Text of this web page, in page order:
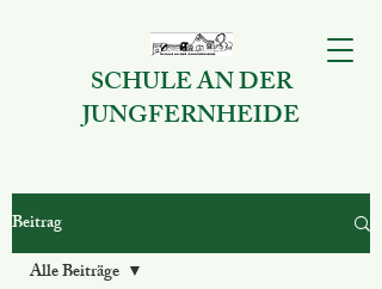
SCHULE AN DER
JUNGFERNHEIDE
Beitrag
Alle Beiträge